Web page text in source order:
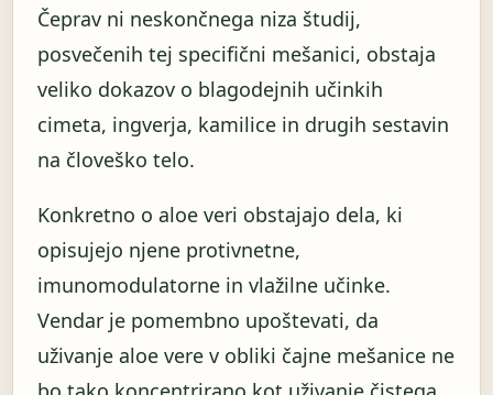
Čeprav ni neskončnega niza študij,
posvečenih tej specifični mešanici, obstaja
veliko dokazov o blagodejnih učinkih
cimeta, ingverja, kamilice in drugih sestavin
na človeško telo.
Konkretno o aloe veri obstajajo dela, ki
opisujejo njene protivnetne,
imunomodulatorne in vlažilne učinke.
Vendar je pomembno upoštevati, da
uživanje aloe vere v obliki čajne mešanice ne